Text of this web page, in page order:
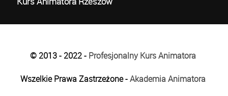
© 2013 - 2022 - Profesjonalny Kurs Animatora
Wszelkie Prawa Zastrzeżone -Akademia Animatora